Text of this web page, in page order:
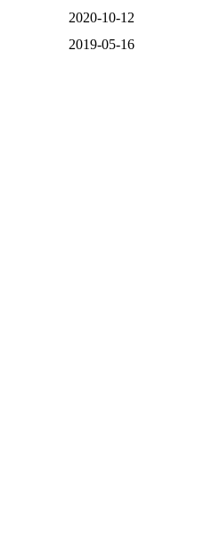
2020-10-12
2019-05-16